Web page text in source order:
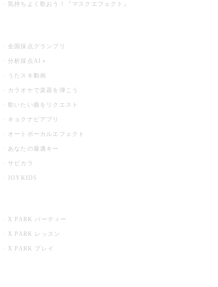
気持ちよく歌おう！『マスクエフェクト』
全国採点グランプリ
分析採点AI＋
うたスキ動画
カラオケで楽器を弾こう
歌いたい曲をリクエスト
キョクナビアプリ
オートボーカルエフェクト
あなたの最適キー
サビカラ
JOYKIDS
X PARK パーティー
X PARK レッスン
X PARK プレイ